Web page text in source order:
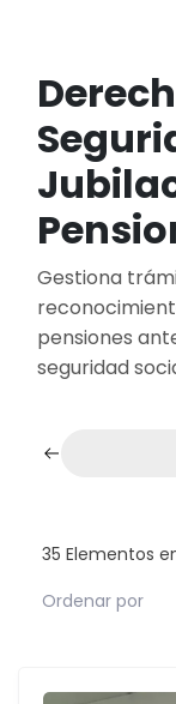
Gestiona
pensiones
seguridad
35 Elementos
Ordenar por